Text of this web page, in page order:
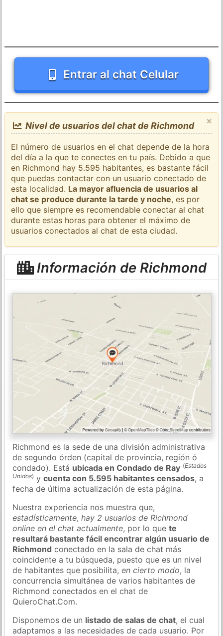
Entrar al chat Celular
×
Nivel de usuarios del chat de Richmond
El número de usuarios en el chat depende de la hora
del día a la que te conectes en tu país. Debido a que
en Richmond hay 5.595 habitantes, es bastante fácil
que puedas contactar con un usuario conectado de
esta localidad. La mayor afluencia de usuarios al
chat se produce durante la tarde y noche, es por
ello que siempre es recomendable conectar al chat
durante estas horas para obtener el máximo de
usuarios conectados al chat de esta ciudad.
Información de Richmond
Richmond es la sede de una división administrativa
de segundo órden (capital de provincia, región ó
condado). Está ubicada en Condado de Ray (Estados
Unidos) ycuenta con 5.595 habitantes censados, a
fecha de última actualización de esta página.
Nuestra experiencia nos muestra que,
estadísticamente,hay 2 usuarios de Richmond
online en el chat actualmente, por lo quete
resultará bastante fácil encontrar algún usuario de
Richmond conectado en la sala de chat más
coincidente a tu búsqueda, puesto que es un nivel
de habitantes que posibilita,en cierto modo, la
concurrencia simultánea de varios habitantes de
Richmond conectados en el chat de
QuieroChat.Com.
Disponemos de un listado de salas de chat, el cual
adaptamos a las necesidades de cada usuario. Por